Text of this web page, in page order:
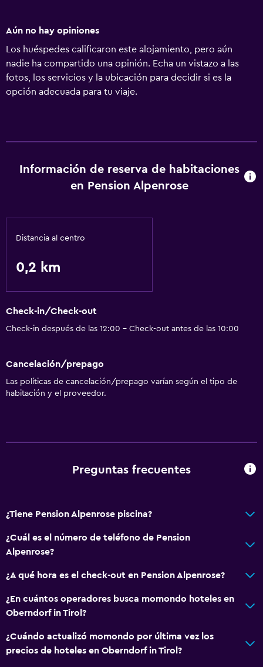
Aún no hay opiniones
Los huéspedes calificaron este alojamiento, pero aún
nadie ha compartido una opinión. Echa un vistazo a las
fotos, los servicios y la ubicación para decidir si es la
opción adecuada para tu viaje.
Información de reserva de habitaciones
en Pension Alpenrose
Distancia al centro
0,2 km
Check-in/Check-out
Check-in después de las 12:00 - Check-out antes de las 10:00
Cancelación/prepago
Las políticas de cancelación/prepago varían según el tipo de
habitación y el proveedor.
Preguntas frecuentes
¿Tiene Pension Alpenrose piscina?
¿Cuál es el número de teléfono de Pension
Alpenrose?
¿A qué hora es el check-out en Pension Alpenrose?
¿En cuántos operadores busca momondo hoteles en
Oberndorf in Tirol?
¿Cuándo actualizó momondo por última vez los
precios de hoteles en Oberndorf in Tirol?